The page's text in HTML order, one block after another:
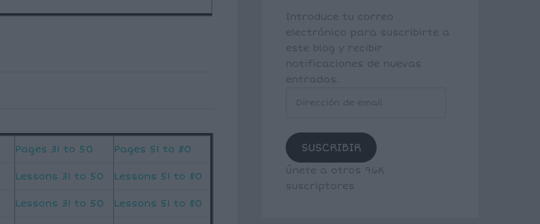
Pages 31 to 50 Pages 51 to 80
Lessons 31 to 50 Lessons 51 to 80
Lessons 31 to 50 Lessons 51 to 80
Introduce tu correo
electrónico para suscribirte a
este blog y recibir
notificaciones de nuevas
entradas.
SUSCRIBIR
Únete a otros 96K
suscriptores